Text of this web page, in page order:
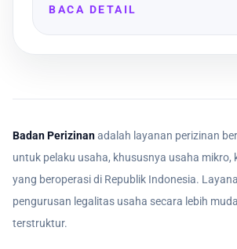
BACA DETAIL
Badan Perizinanadalah layanan perizinan
untuk pelaku usaha, khususnya usaha mikro,
yang beroperasi di Republik Indonesia.
pengurusan legalitas usaha secara lebih
terstruktur.